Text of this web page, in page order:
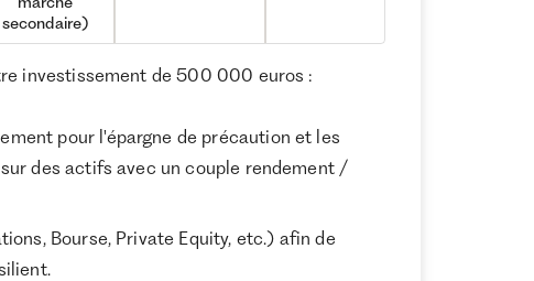
secondaire)
investissement de 500 000 euros :
pour l'épargne de précaution et les
des actifs avec un couple rendement /
Bourse, Private Equity, etc.) afin de